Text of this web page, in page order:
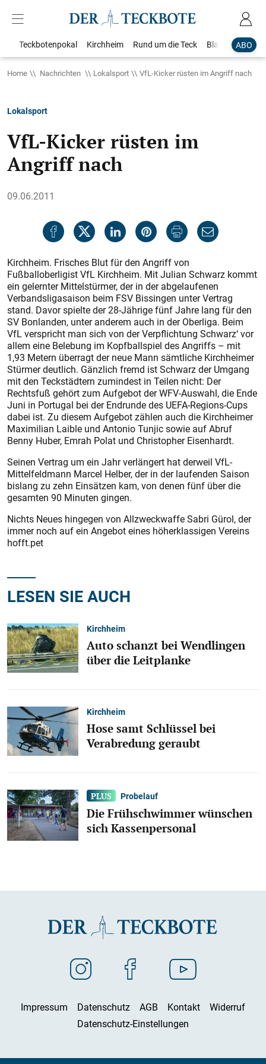
ABO
Teckbotenpokal Kirchheim Rund um die Teck Blaulicht
Home Nachrichten Lokalsport VfL-Kicker rüsten im Angriff nach
Lokalsport
VfL-Kicker rüsten im
Angriff nach
09.06.2011
Kirchheim. Frisches Blut für den Angriff von
Fußballoberligist VfL Kirchheim. Mit Julian Schwarz kommt
ein gelernter Mittelstürmer, der in der abgelaufenen
Verbandsligasaison beim FSV Bissingen unter Vertrag
stand. Davor spielte der 28-Jährige fünf Jahre lang für den
SV Bonlanden, unter anderem auch in der Oberliga. Beim
VfL verspricht man sich von der Verpflichtung Schwarz‘ vor
allem eine Belebung im Kopfballspiel des Angriffs – mit
1,93 Metern überragt der neue Mann sämtliche Kirchheimer
Stürmer deutlich. Gänzlich fremd ist Schwarz der Umgang
mit den Teckstädtern zumindest in Teilen nicht: Der
Rechtsfuß gehört zum Aufgebot der WFV-Auswahl, die Ende
Juni in Portugal bei der Endrunde des ­UEFA-Regions-Cups
dabei ist. Zu diesem Aufgebot zählen auch die Kirchheimer
Maximilian Laible und Antonio Tunjic sowie auf Abruf
Benny Huber, Emrah Polat und Christopher Eisenhardt.
Seinen Vertrag um ein Jahr verlängert hat derweil VfL-
Mittelfeldmann Marcel Helber, der in der laufenden Saison
bislang zu zehn Einsätzen kam, von denen fünf über die
gesamten 90 Minuten gingen.
Nichts Neues hingegen von Allzweckwaffe Sabri Gürol, der
immer noch auf ein Angebot eines höherklassigen Vereins
hofft.pet
LESEN SIE AUCH
Kirchheim
Auto schanzt bei Wendlingen
über die Leitplanke
Kirchheim
Hose samt Schlüssel bei
Verabredung geraubt
Probelauf
Die Frühschwimmer wünschen
sich Kassenpersonal
Impressum Datenschutz AGB Kontakt
Widerruf
Datenschutz-Einstellungen